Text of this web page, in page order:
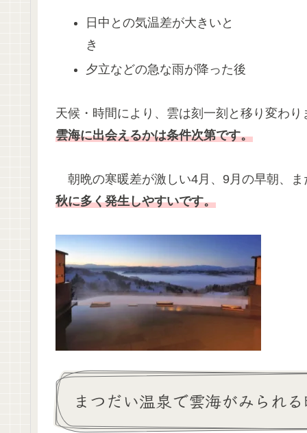
日中との気温差が大きいと
夕立などの急な雨が降った後
天候・時間により、雲は刻一刻と移り変わり
雲海に出会えるかは条件次第です。
朝晩の寒暖差が激しい4月、9月の早朝、ま
秋に多く発生しやすいです。
まつだい温泉で雲海がみられ